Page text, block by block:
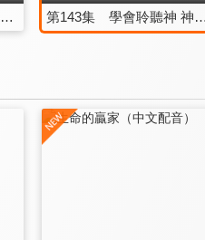
第142集 學會聆聽神 心裡知道 第143集 學會聆聽神 神說話的方式